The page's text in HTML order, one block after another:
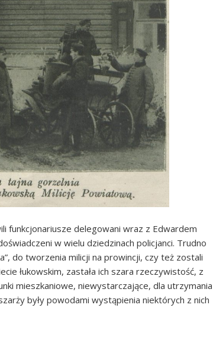
funkcjonariusze delegowani wraz z Edwardem
w wielu dziedzinach policjanci. Trudno
do tworzenia milicji na prowincji, czy też zostali
łukowskim, zastała ich szara rzeczywistość, z
mieszkaniowe, niewystarczające, dla utrzymania
były powodami wystąpienia niektórych z nich